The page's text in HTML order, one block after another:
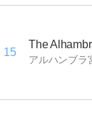
15
The
アルハンブラ